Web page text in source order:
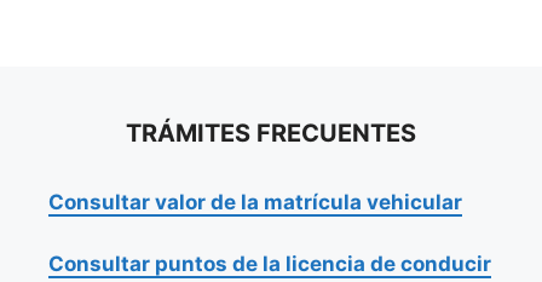
TRÁMITES FRECUENTES
Consultar valor de la matrícula vehicular
Consultar puntos de la licencia de conducir